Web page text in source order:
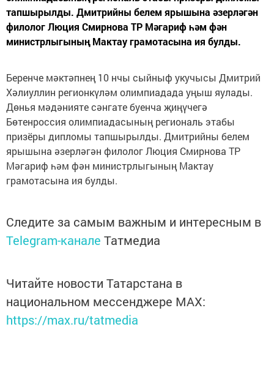
тапшырылды. Дмитрийны белем ярышына әзерләгән
филолог Люция Смирнова ТР Мәгариф һәм фән
министрлыгының Мактау грамотасына ия булды.
Беренче мәктәпнең 10 нчы сыйныф укучысы Дмитрий
Хәлиуллин регионкүләм олимпиадада уңыш яулады.
Дөнья мәдәнияте сәнгате буенча җиңүчегә
Бөтенроссия олимпиадасының региональ этабы
призёры дипломы тапшырылды. Дмитрийны белем
ярышына әзерләгән филолог Люция Смирнова ТР
Мәгариф һәм фән министрлыгының Мактау
грамотасына ия булды.
Следите за самым важным и интересным в
Telegram-канале Татмедиа
Читайте новости Татарстана в
национальном мессенджере MАХ:
https://max.ru/tatmedia